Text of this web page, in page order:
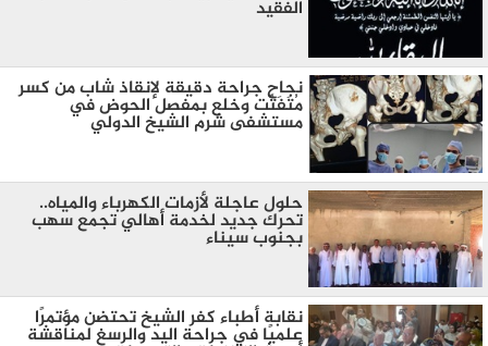
الفقيد
نجاح جراحة دقيقة لإنقاذ شاب من كسر
مُتَفَتِّت وخلع بمفصل الحوض في
مستشفى شرم الشيخ الدولي
حلول عاجلة لأزمات الكهرباء والمياه..
تحرك جديد لخدمة أهالي تجمع سهب
بجنوب سيناء
نقابة أطباء كفر الشيخ تحتضن مؤتمرًا
علميًا في جراحة اليد والرسغ لمناقشة